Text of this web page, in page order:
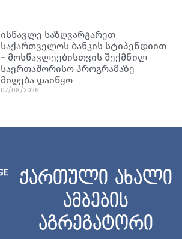
ისწავლე საზღვარგარეთ
საქართველოს ბანკის სტიპენდიით
– მოსწავლეებისთვის შექმნილ
საერთაშორისო პროგრამაზე
მიღება დაიწყო
07/08/2026
ქართული ახალი
ამბების
აგრეგატორი